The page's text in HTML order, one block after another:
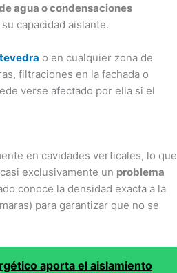
agua o condensaciones
capacidad aislante.
o en cualquier zona de
filtraciones en la fachada o
verse afectado por ella si el
en cavidades verticales, lo que
exclusivamente un problema
conoce la densidad exacta a la
para garantizar que no se
aporta el aislamiento